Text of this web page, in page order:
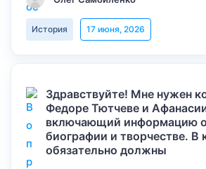
История 17 июня, 2026
Здравствуйте! Мне нужен
Федоре Тютчеве и
включающий информацию о
биографии и творчестве. В
обязательно должны